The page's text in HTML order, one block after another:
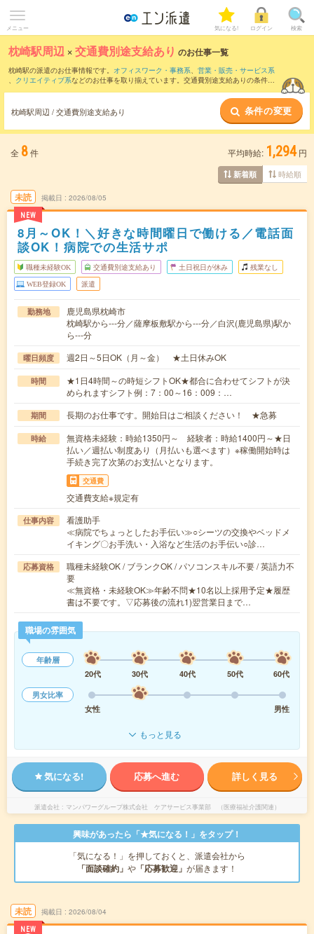
メニュー 気になる! ログイン 検索
枕崎駅周辺 ×交通費別途支給あり のお仕事一覧
枕崎駅の派遣のお仕事情報です。 オフィスワーク・事務系、 営業・販売・サービス系
、 クリエイティブ系などのお仕事を取り揃えています。交通費別途支給ありの条件の
枕崎駅周辺 / 交通費別途支給あり 条件の変更
全 8件 平均時給: 1,294 円
新着順 時給順
未読
NEW
掲載日 2026/08/05
8月～OK！＼好きな時間曜日で働ける／電話面
談OK！病院での生活サポ
職種未経験OK 交通費別途支給あり 土日祝日が休み 残業なし
WEB登録OK 派遣
勤務地
鹿児島県枕崎市
枕崎駅から---分／薩摩板敷駅から---分／白沢(鹿児島県)駅か
ら---分
曜日頻度 週2日～5日OK（月～金） ★土日休みOK
時間
★1日4時間～の時短シフトOK★都合に合わせてシフトが決
められますシフト例：7：00～16：009：…
期間 長期のお仕事です。開始日はご相談ください！ ★急募
時給
無資格未経験：時給1350円～ 経験者：時給1400円～★日
払い／週払い制度あり（月払いも選べます）※稼働開始時は
手続き完了次第のお支払いとなります。
交通費
交通費支給※規定有
仕事内容
看護助手
≪病院でちょっとしたお手伝い≫○シーツの交換やベッドメ
イキング〇お手洗い・入浴など生活のお手伝い○診…
応募資格
職種未経験OK / ブランクOK / パソコンスキル不要 / 英語力不
要
≪無資格・未経験OK≫年齢不問★10名以上採用予定★履歴
書は不要です。▽応募後の流れ1)翌営業日まで…
職場の雰囲気
年齢層
20代
30代 40代 50代
60代
男女比率
女性
男性
もっと見る
気になる! 応募へ進む 詳しく見る
派遣会社 マンパワーグループ株式会社 ケアサービス事業部 （医療福祉介護関連）
興味があったら「★気になる！」をタップ！
「気になる！」を押しておくと、派遣会社から
「面談確約」 や 「応募歓迎」 が届きます！
未読
NEW
掲載日 2026/08/04